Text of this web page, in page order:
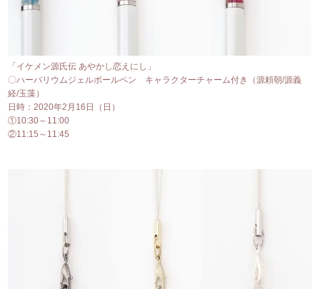
「イケメン源氏伝 あやかし恋えにし」
〇ハーバリウムジェルボールペン キャラクターチャーム付き（源頼朝/源義
経/玉藻）
日時：2020年2月16日（日）
①10:30～11:00
②11:15～11:45